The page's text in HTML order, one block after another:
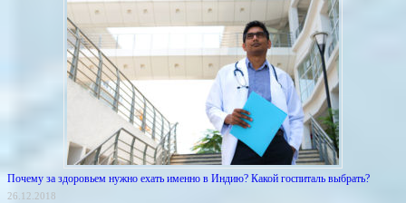
Почему за здоровьем нужно ехать именно в Индию? Какой госпиталь выбрать?
26.12.2018